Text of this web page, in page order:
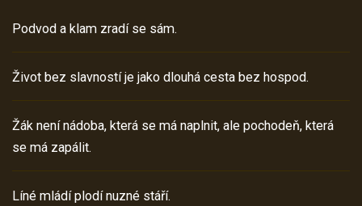
Podvod a klam zradí se sám.
Život bez slavností je jako dlouhá cesta bez hospod.
Žák není nádoba, která se má naplnit, ale pochodeň, která
se má zapálit.
Líné mládí plodí nuzné stáří.